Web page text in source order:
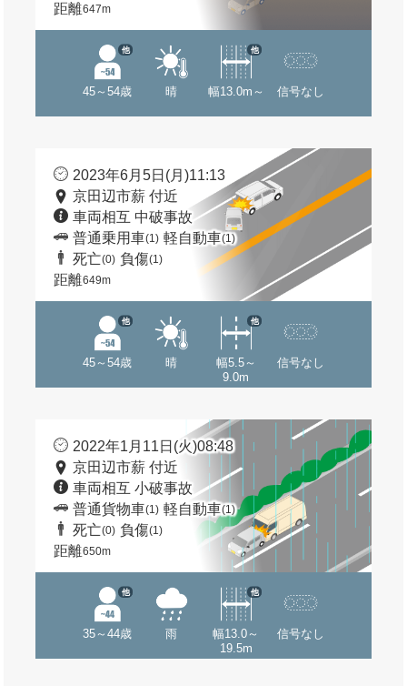
距離647m
45～54歳
他
晴 幅13.0m～
他
信号なし
2023年6月5日(月)11:13
京田辺市薪 付近
車両相互 中破事故
普通乗用車(1) 軽自動車(1)
死亡(0) 負傷(1)
距離649m
45～54歳
他
晴
幅5.5～
9.0m
他
信号なし
2022年1月11日(火)08:48
京田辺市薪 付近
車両相互 小破事故
普通貨物車(1) 軽自動車(1)
死亡(0) 負傷(1)
距離650m
35～44歳
他
雨
幅13.0～
19.5m
他
信号なし